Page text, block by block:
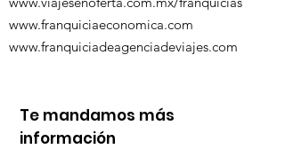
www.franquiciaeconomica.com
www.franquiciadeagenciadeviajes.com
Te mandamos más
información